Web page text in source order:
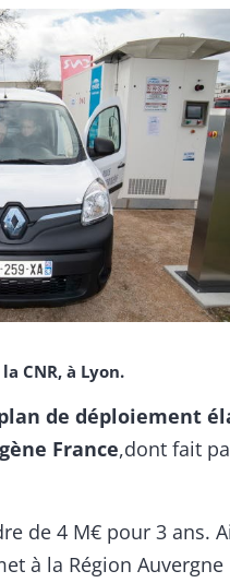
CNR, à Lyon.
de déploiement
France,dont fait
de 4 M€ pour 3 ans.
à la Région Auvergne